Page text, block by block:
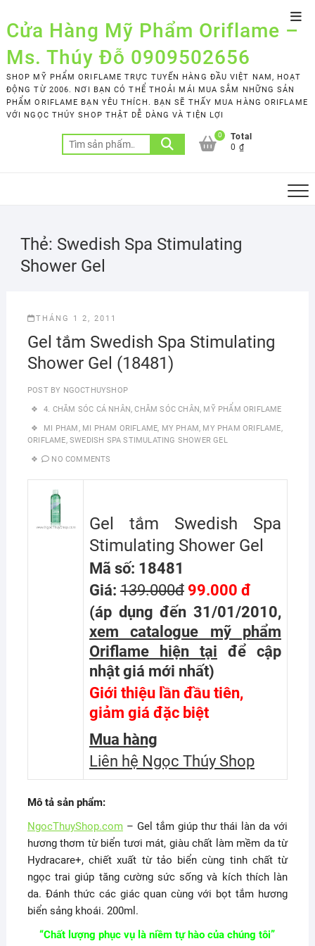
to
content
Cửa Hàng Mỹ Phẩm Oriflame –
Ms. Thúy Đỗ 0909502656
SHOP MỸ PHẨM ORIFLAME TRỰC TUYẾN HÀNG ĐẦU VIỆT NAM, HOẠT
ĐỘNG TỪ 2006. NƠI BẠN CÓ THỂ THOẢI MÁI MUA SẮM NHỮNG SẢN
PHẨM ORIFLAME BẠN YÊU THÍCH. BẠN SẼ THẤY MUA HÀNG ORIFLAME
VỚI NGỌC THÚY SHOP THẬT DỄ DÀNG VÀ TIỆN LỢI
Tìm
kiếm:
0
Total
0 ₫
Thẻ: Swedish Spa Stimulating
Shower Gel
THÁNG 1 2, 2011
Gel tắm Swedish Spa Stimulating
Shower Gel (18481)
POST BY NGOCTHUYSHOP
4. CHĂM SÓC CÁ NHÂN,CHĂM SÓC CHÂN, MỸ PHẨM ORIFLAME
MI PHAM, MI PHAM ORIFLAME, MY PHAM, MY PHAM ORIFLAME,
ORIFLAME, SWEDISH SPA STIMULATING SHOWER GEL
NO COMMENTS
Gel tắm Swedish Spa
Stimulating Shower Gel
Mã số: 18481
Giá: 139.000đ99.000 đ
(áp dụng đến 31/01/2010,
xem catalogue mỹ phẩm
Oriflame hiện tại
để cập
nhật giá mới nhất)
Giới thiệu lần đầu tiên,
giảm giá đặc biệt
Mua hàng
Liên hệ Ngọc Thúy Shop
Mô tả sản phẩm:
NgocThuyShop.com– Gel tắm giúp thư thái làn da với
hương thơm từ biển tươi mát, giàu chất làm mềm da từ
Hydracare+, chiết xuất từ tảo biển cùng tinh chất từ
ngọc trai giúp tăng cường sức sống và kích thích làn
da. Đánh thức các giác quan cùng với bọt tắm hương
biển sảng khoái. 200ml.
“Chất lượng phục vụ là niềm tự hào của chúng tôi”